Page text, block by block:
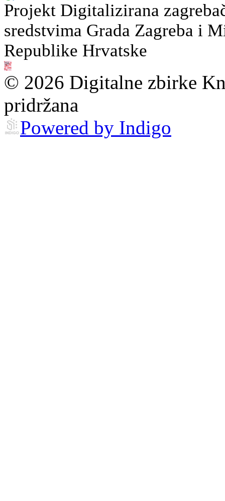
Projekt Digitalizirana
sredstvima Grada Zagreba i
Republike Hrvatske
© 2026 Digitalne zbirke
pridržana
Powered by Indigo